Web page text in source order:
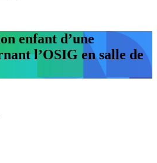
enfant d’une
l’OSIG en salle de